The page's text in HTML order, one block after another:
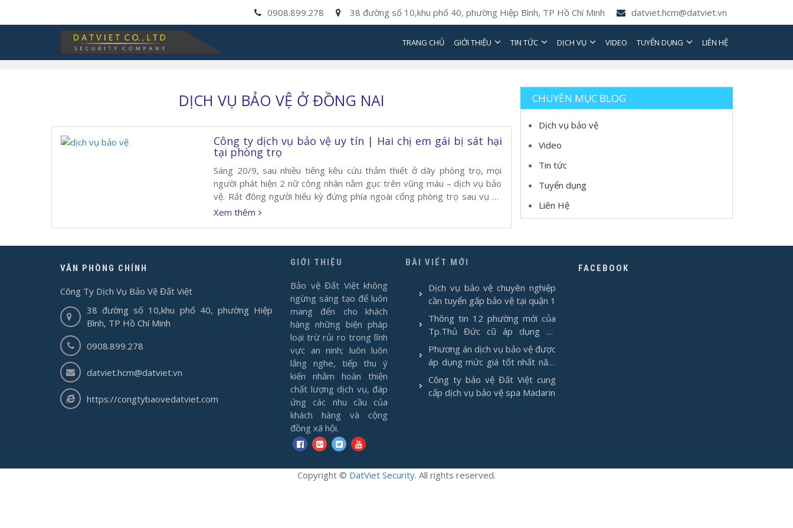
0908.899.278 38 đường số 10,khu phố 40, phường Hiệp Bình, TP Hồ Chí Minh datviet.hcm@datviet.vn
TRANG CHỦ GIỚI THIỆU TIN TỨC DỊCH VỤ VIDEO TUYỂN DỤNG LIÊN HỆ
DỊCH VỤ BẢO VỆ Ở ĐỒNG NAI
Công ty dịch vụ bảo vệ uy tín | Hai chị em gái bị sát hại
tại phòng trọ
Sáng 20/9, sau nhiều tiếng kêu cứu thảm thiết ở dãy phòng trọ, mọi
người phát hiện 2 nữ công nhân nằm gục trên vũng máu – dịch vụ bảo
vệ. Rất đông người hiếu kỳ đứng phía ngoài cổng phòng trọ sau vụ án
mạng xảy ra. 7h, nhiều tiếng kêu cứu phát ra […]
Xem thêm
CHUYÊN MỤC BLOG
Dịch vụ bảo vệ
Video
Tin tức
Tuyển dụng
Liên Hệ
VĂN PHÒNG CHÍNH
Công Ty Dịch Vụ Bảo Vệ Đất Việt
38 đường số 10,khu phố 40, phường Hiệp
Bình, TP Hồ Chí Minh
0908.899.278
datviet.hcm@datviet.vn
https://congtybaovedatviet.com
GIỚI THIỆU
Bảo vệ Đất Việt không
ngừng sáng tạo để luôn
mang đến cho khách
hàng những biện pháp
loại trừ rủi ro trong lĩnh
vực an ninh; luôn luôn
lắng nghe, tiếp thu ý
kiến nhằm hoàn thiện
chất lượng dịch vụ, đáp
ứng các nhu cầu của
khách hàng và cộng
đồng xã hội.
BÀI VIẾT MỚI
Dịch vụ bảo vệ chuyên nghiệp
cần tuyển gấp bảo vệ tại quận 1
Thông tin 12 phường mới của
Tp.Thủ Đức cũ áp dụng từ
1/7/2025
Phương án dịch vụ bảo vệ được
áp dụng mức giá tốt nhất năm
2026
Công ty bảo vệ Đất Việt cung
cấp dịch vụ bảo vệ spa Madarin
FACEBOOK
Copyright © DatViet Security. All rights reserved.